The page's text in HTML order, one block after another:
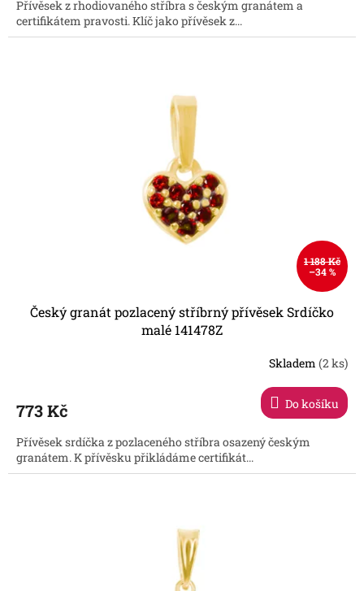
Přívěsek z rhodiovaného stříbra s českým granátem a
certifikátem pravosti. Klíč jako přívěsek z...
1 188 Kč
–34 %
Český granát pozlacený stříbrný přívěsek Srdíčko
malé 141478Z
Skladem (2 ks)
773 Kč Do košíku
Přívěsek srdíčka z pozlaceného stříbra osazený českým
granátem. K přívěsku přikládáme certifikát...